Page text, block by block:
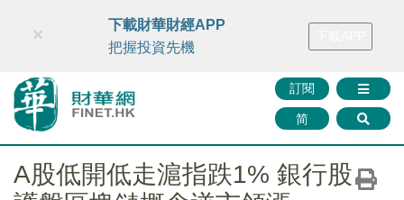
財華智庫網 FINTV FINMETA 財華證券 媒體矩陣
訂閱
简
×
下載財華財經APP
把握投資先機
A股低開低走滬指跌1% 銀行股